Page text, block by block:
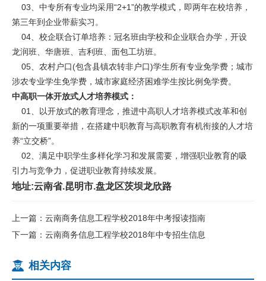
03、中专所有专业均采用“2+1”的教学模式，即两年在校培养，
第三年到企业带薪实习。
04、校企联合订单培养：冠名班由学校和企业联合办学，开设
龙润班、华唐班、吉利班、面包工坊班。
05、农村户口(包含县镇农转非户口)学生所有专业免学费；城市
涉农专业学生免学费，城市家庭经济困难学生按比例免学费。
中高职一体开放式人才培养模式：
01、以开放式的教育理念，推进中高职人才培养模式改革和创
新的一项重要举措，在搭建中职教育与高职教育有机衔接的人才培
养“立交桥”。
02、满足中职学生多样化学习和发展需要，增强职业教育的吸
引力与竞争力，促进职业教育持续发展。
地址:云南省.昆明市.盘龙区茨坝龙欣路
上一篇：云南商务信息工程学校2018年中考报读指南
下一篇：云南商务信息工程学校2018年中专招生信息
相关内容